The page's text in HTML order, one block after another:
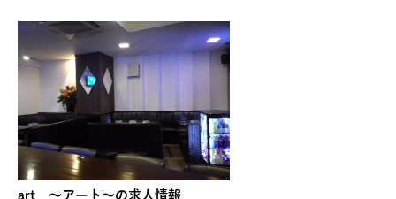
art ～アート～の求人情報